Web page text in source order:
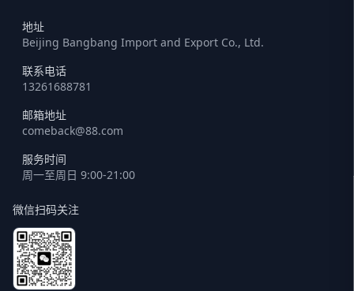
地址
Beijing Bangbang Import and Export Co., Ltd.
联系电话
13261688781
邮箱地址
comeback@88.com
服务时间
周一至周日 9:00-21:00
微信扫码关注